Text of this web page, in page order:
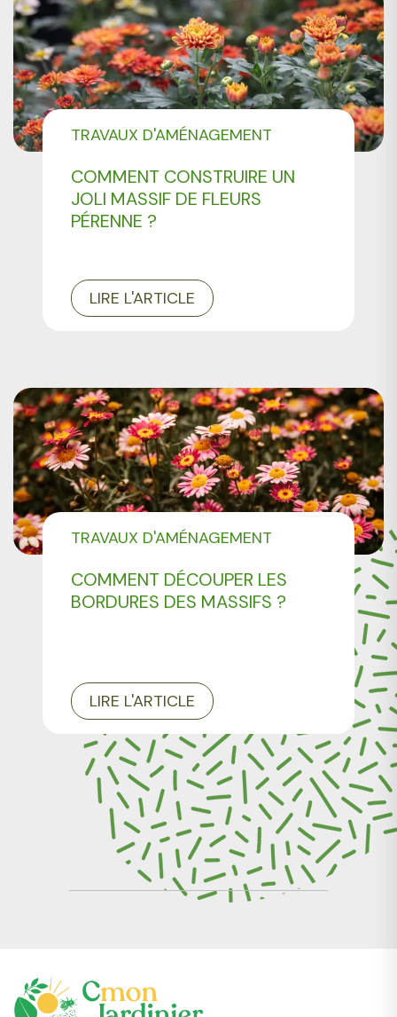
COMMENT CONSTRUIRE UN
JOLI MASSIF DE FLEURS
PÉRENNE ?
TRAVAUX D'AMÉNAGEMENT
LIRE L'ARTICLE
COMMENT DÉCOUPER LES
BORDURES DES MASSIFS ?
TRAVAUX D'AMÉNAGEMENT
LIRE L'ARTICLE